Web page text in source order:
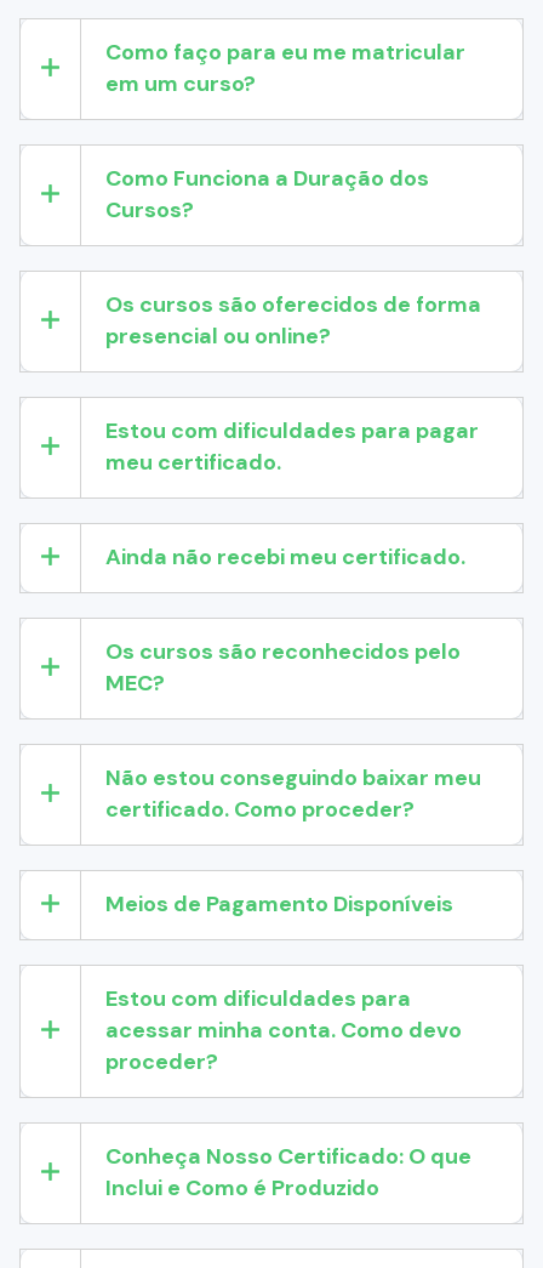
Como faço para eu me matricular
em um curso?
Como Funciona a Duração dos
Cursos?
Os cursos são oferecidos de forma
presencial ou online?
Estou com dificuldades para pagar
meu certificado.
Ainda não recebi meu certificado.
Os cursos são reconhecidos pelo
MEC?
Não estou conseguindo baixar meu
certificado. Como proceder?
Meios de Pagamento Disponíveis
Estou com dificuldades para
acessar minha conta. Como devo
proceder?
Conheça Nosso Certificado: O que
Inclui e Como é Produzido